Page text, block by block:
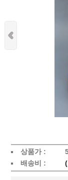
상품가 :
배송비 :